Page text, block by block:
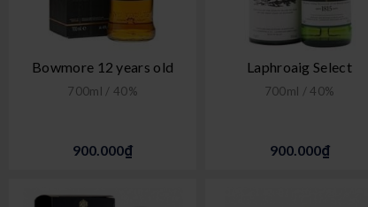
Bowmore 12 years old
700ml / 40%
900.000₫
Laphroaig Select
700ml / 40%
900.000₫